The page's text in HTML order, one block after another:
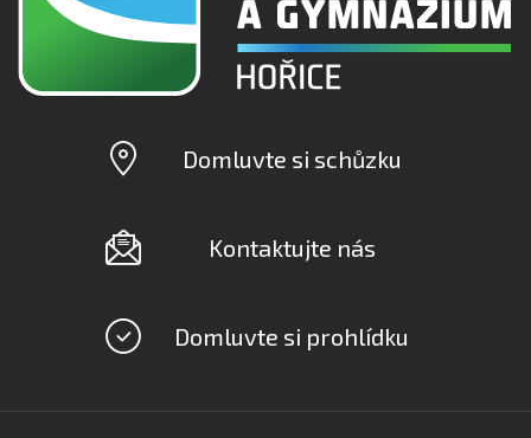
Domluvte si schůzku
Kontaktujte nás
Domluvte si prohlídku